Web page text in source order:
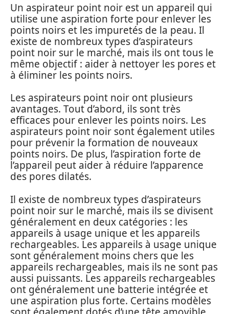
Un aspirateur point noir est un appareil qui
utilise une aspiration forte pour enlever les
points noirs et les impuretés de la peau. Il
existe de nombreux types d’aspirateurs
point noir sur le marché, mais ils ont tous le
même objectif : aider à nettoyer les pores et
à éliminer les points noirs.
Les aspirateurs point noir ont plusieurs
avantages. Tout d’abord, ils sont très
efficaces pour enlever les points noirs. Les
aspirateurs point noir sont également utiles
pour prévenir la formation de nouveaux
points noirs. De plus, l’aspiration forte de
l’appareil peut aider à réduire l’apparence
des pores dilatés.
Il existe de nombreux types d’aspirateurs
point noir sur le marché, mais ils se divisent
généralement en deux catégories : les
appareils à usage unique et les appareils
rechargeables. Les appareils à usage unique
sont généralement moins chers que les
appareils rechargeables, mais ils ne sont pas
aussi puissants. Les appareils rechargeables
ont généralement une batterie intégrée et
une aspiration plus forte. Certains modèles